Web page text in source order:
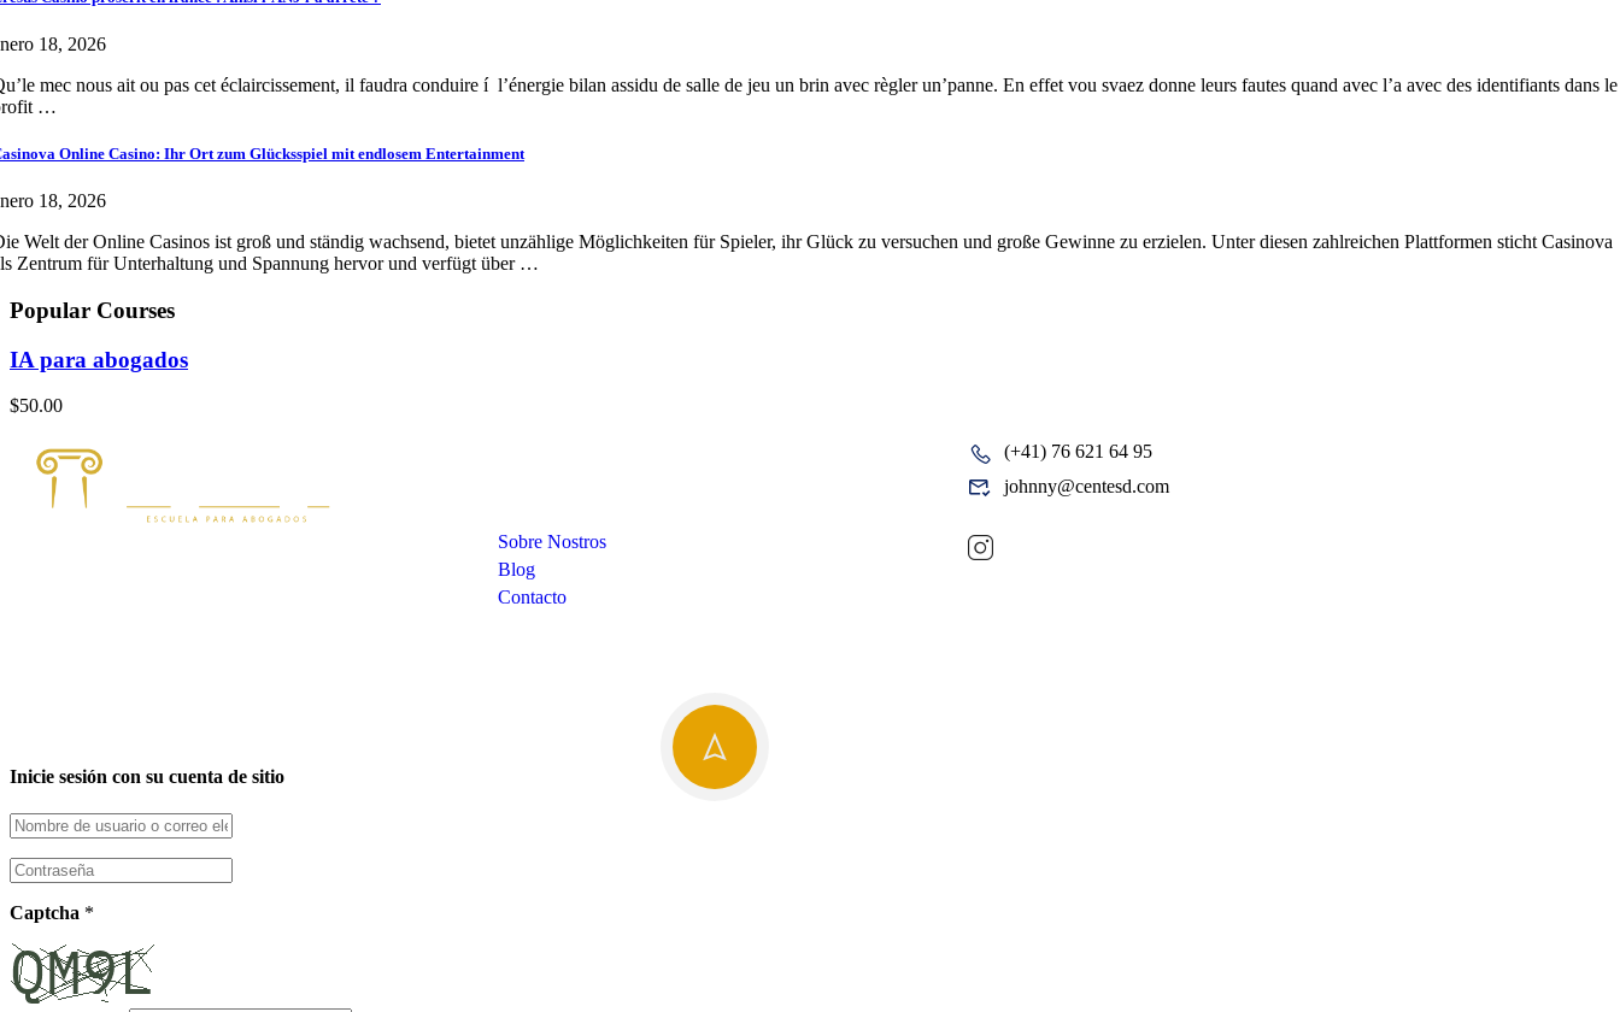
18, 2026
mec nous ait ou pas cet éclaircissement, il faudra conduire í l’énergie bilan assidu de salle de jeu un brin avec règler un’panne. En effet vou svaez donne leurs fautes quand avec l’a avec des identifiants dans le
…
Online Casino: Ihr Ort zum Glücksspiel mit endlosem Entertainment
18, 2026
Welt der Online Casinos ist groß und ständig wachsend, bietet unzählige Möglichkeiten für Spieler, ihr Glück zu versuchen und große Gewinne zu erzielen. Unter diesen zahlreichen Plattformen sticht Casinova
Zentrum für Unterhaltung und Spannung hervor und verfügt über …
Popular Courses
IA para abogados
$50.00
Sobre Nostros
Blog
Contacto
(+41) 76 621 64 95
johnny@centesd.com
Inicie sesión con su cuenta de sitio
Captcha *